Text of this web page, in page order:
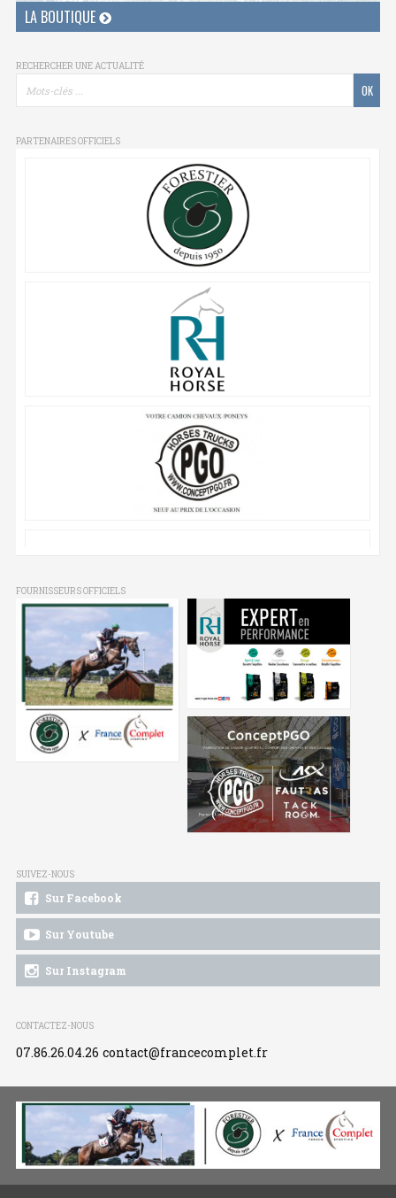
LA BOUTIQUE
RECHERCHER UNE ACTUALITÉ
PARTENAIRES OFFICIELS
FOURNISSEURS OFFICIELS
SUIVEZ-NOUS
Sur Facebook
Sur Youtube
Sur Instagram
CONTACTEZ-NOUS
07.86.26.04.26 contact@francecomplet.fr